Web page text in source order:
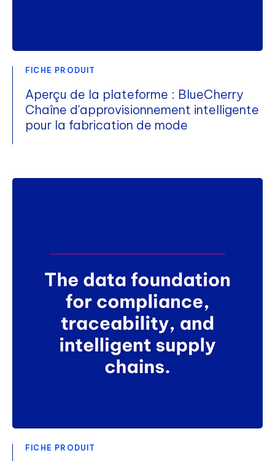
FICHE PRODUIT
Aperçu de la plateforme : BlueCherry
Chaîne d'approvisionnement intelligente
pour la fabrication de mode
FICHE PRODUIT